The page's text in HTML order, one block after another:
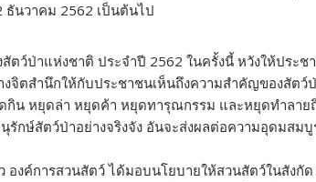
นวาคม 2562 เป็นต้นไป
ตว์ป่าแห่งชาติ ประจำปี 2562 ในครั้งนี้ หวังให้ประ
จิตสำนึกให้กับประชาชนเห็นถึงความสำคัญของสัตว์
น หยุดล่า หยุดค้า หยุดทารุณกรรม และหยุดทำลาย
กษ์สัตว์ป่าอย่างจริงจัง อันจะส่งผลต่อความอุดมสม
องค์การสวนสัตว์ ได้มอบนโยบายให้สวนสัตว์ในสังกั